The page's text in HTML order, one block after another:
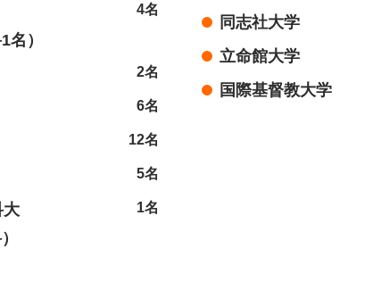
）
4名
2名
6名
12名
5名
大
1名
同志社大学
立命館大学
国際基督教大学